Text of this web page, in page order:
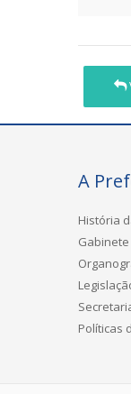
A
História
Políticas